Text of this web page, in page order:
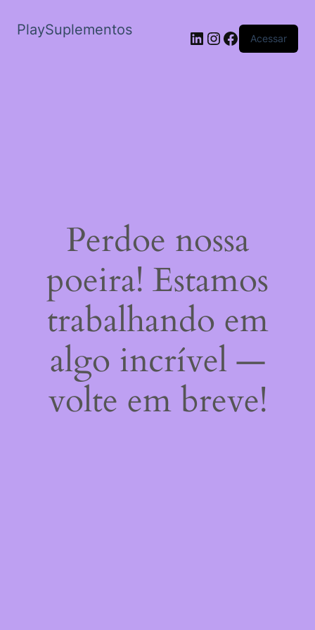
PlaySuplementos LinkedIn
Instagram
Facebook
Acessar
Perdoe nossa
poeira! Estamos
trabalhando em
algo incrível —
volte em breve!